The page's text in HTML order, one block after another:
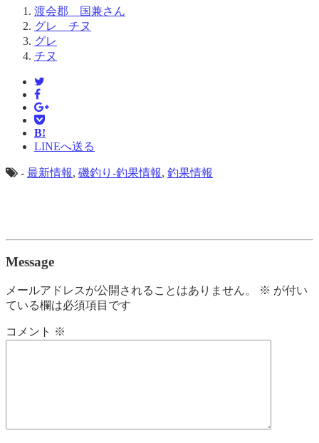
渡会郡 国兼さん
グレ チヌ
グレ
チヌ
B!
LINEへ送る
- 最新情報, 磯釣り-釣果情報, 釣果情報
Message
メールアドレスが公開されることはありません。 ※ が付い
ている欄は必須項目です
コメント ※